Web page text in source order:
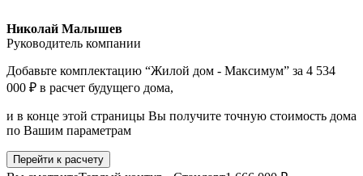
Николай Малышев
Руководитель компании
Добавьте комплектацию “Жилой дом - Максимум” за 4 534
000 ₽ в расчет будущего дома,
и в конце этой страницы Вы получите точную стоимость дома
по Вашим параметрам
Перейти к расчету